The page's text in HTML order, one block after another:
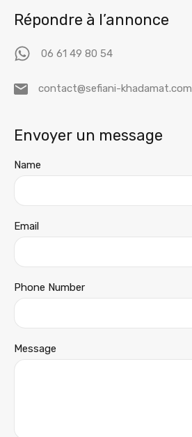
Répondre à l’annonce
06 61 49 80 54
contact@sefiani-khadamat.com
Envoyer un message
Name
Email
Phone Number
Message